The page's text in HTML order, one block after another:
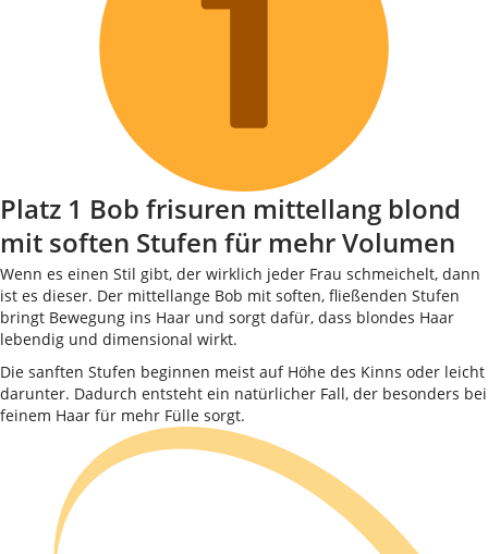
Platz 1 Bob frisuren mittellang blond
mit soften Stufen für mehr Volumen
Wenn es einen Stil gibt, der wirklich jeder Frau schmeichelt, dann
ist es dieser. Der mittellange Bob mit soften, fließenden Stufen
bringt Bewegung ins Haar und sorgt dafür, dass blondes Haar
lebendig und dimensional wirkt.
Die sanften Stufen beginnen meist auf Höhe des Kinns oder leicht
darunter. Dadurch entsteht ein natürlicher Fall, der besonders bei
feinem Haar für mehr Fülle sorgt.